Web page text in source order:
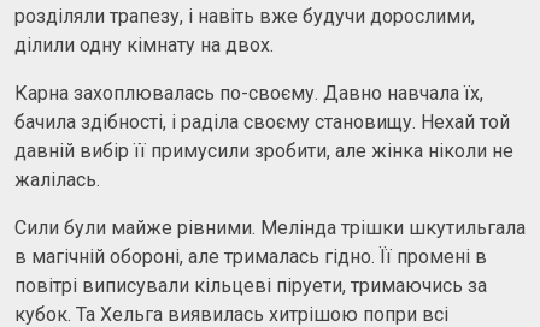
розділяли трапезу, і навіть вже будучи дорослими,
ділили одну кімнату на двох.
Карна захоплювалась по-своєму. Давно навчала їх,
бачила здібності, і раділа своєму становищу. Нехай той
давній вибір її примусили зробити, але жінка ніколи не
жалілась.
Сили були майже рівними. Мелінда трішки шкутильгала
в магічній обороні, але трималась гідно. Її промені в
повітрі виписували кільцеві піруети, тримаючись за
кубок. Та Хельга виявилась хитрішою попри всі